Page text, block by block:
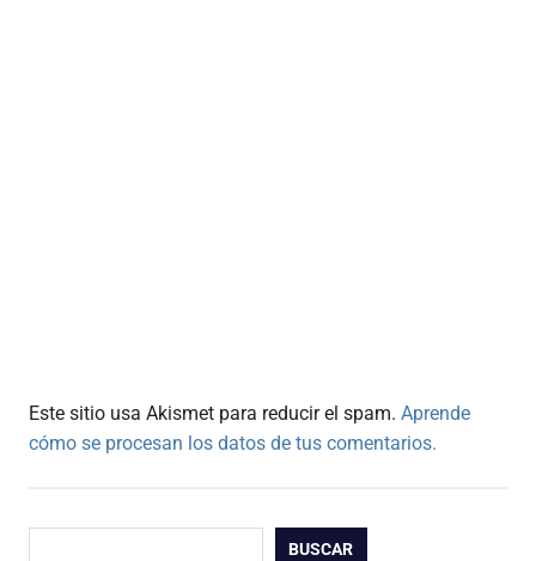
Este sitio usa Akismet para reducir el spam. Aprende
cómo se procesan los datos de tus comentarios.
BUSCAR